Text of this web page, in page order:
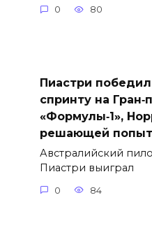
0 80
Пиастри
спринту на
«Формулы‑1»,
решающей
Австралийский
Пиастри выиграл
0 84